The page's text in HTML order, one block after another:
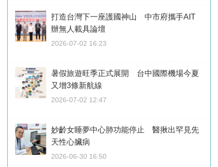
打造台灣下一座護國神山 中市府攜手AIT
辦無人載具論壇
2026-07-02 16:23
暑假旅遊旺季正式展開 台中國際機場今夏
又增3條新航線
2026-07-02 12:47
妙齡女睡夢中心肺功能停止 醫揪出罕見先
天性心臟病
2026-06-30 16:50